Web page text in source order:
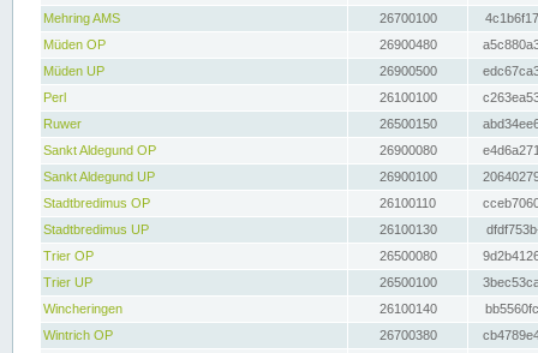
Mehring AMS
26700100
Müden OP
26900480
Müden UP
26900500
Perl
26100100
Ruwer
26500150
Sankt Aldegund OP
26900080
Sankt Aldegund UP
26900100
Stadtbredimus OP
26100110
Stadtbredimus UP
26100130
Trier OP
26500080
Trier UP
26500100
Wincheringen
26100140
Wintrich OP
26700380